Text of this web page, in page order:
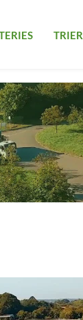
TRIER